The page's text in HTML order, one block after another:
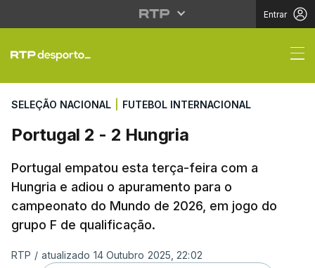
Entrar
Portugal 2 - 2 Hungria
SELEÇÃO NACIONAL FUTEBOL INTERNACIONAL
Portugal 2 - 2 Hungria
Portugal empatou esta terça-feira com a
Hungria e adiou o apuramento para o
campeonato do Mundo de 2026, em jogo do
grupo F de qualificação.
RTP / atualizado 14 Outubro 2025, 22:02